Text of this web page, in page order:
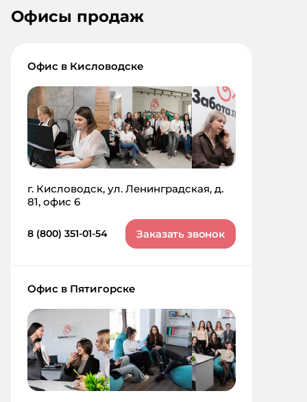
Офисы продаж
Офис в Кисловодске
г. Кисловодск, ул. Ленинградская, д.
81, офис 6
8 (800) 351-01-54 Заказать звонок
Офис в Пятигорске